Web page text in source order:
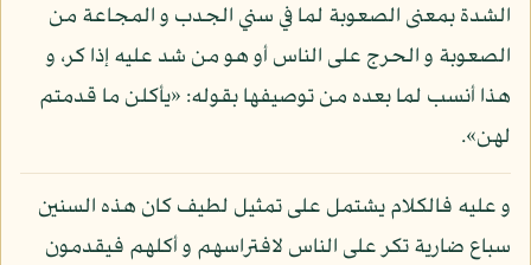
الشدة بمعنى الصعوبة لما في سني الجدب و المجاعة من
الصعوبة و الحرج على الناس أو هو من شد عليه إذا كر، و
هذا أنسب لما بعده من توصيفها بقوله: «يأكلن ما قدمتم
لهن».
و عليه فالكلام يشتمل على تمثيل لطيف كان هذه السنين
سباع ضارية تكر على الناس لافتراسهم و أكلهم فيقدمون